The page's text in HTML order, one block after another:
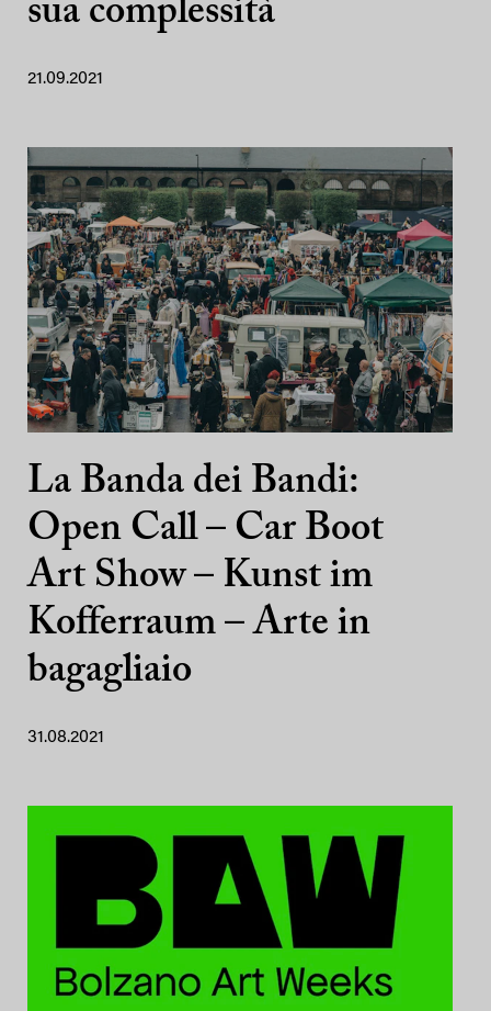
sua complessità
21.09.2021
La Banda dei Bandi:
Open Call – Car Boot
Art Show – Kunst im
Kofferraum – Arte in
bagagliaio
31.08.2021